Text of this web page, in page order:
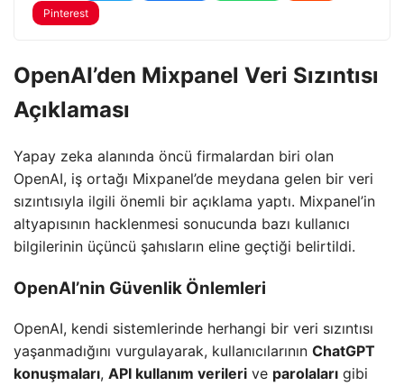
Pinterest
OpenAI’den Mixpanel Veri Sızıntısı
Açıklaması
Yapay zeka alanında öncü firmalardan biri olan
OpenAI, iş ortağı Mixpanel’de meydana gelen bir veri
sızıntısıyla ilgili önemli bir açıklama yaptı. Mixpanel’in
altyapısının hacklenmesi sonucunda bazı kullanıcı
bilgilerinin üçüncü şahısların eline geçtiği belirtildi.
OpenAI’nin Güvenlik Önlemleri
OpenAI, kendi sistemlerinde herhangi bir veri sızıntısı
yaşanmadığını vurgulayarak, kullanıcılarının ChatGPT
konuşmaları, API kullanım verileri ve parolaları gibi